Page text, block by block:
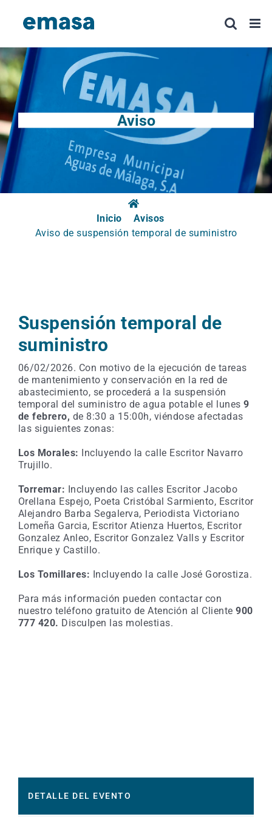
Aviso
Inicio
Avisos
Aviso de suspensión temporal de suministro
Suspensión temporal de
suministro
06/02/2026. Con motivo de la ejecución de tareas
de mantenimiento y conservación en la red de
abastecimiento, se procederá a la suspensión
temporal del suministro de agua potable el lunes9
de febrero, de 8:30 a 15:00h, viéndose afectadas
las siguientes zonas:
Los Morales: Incluyendo la calle Escritor Navarro
Trujillo.
Torremar: Incluyendo las calles Escritor Jacobo
Orellana Espejo, Poeta Cristóbal Sarmiento, Escritor
Alejandro Barba Segalerva, Periodista Victoriano
Lomeña Garcia, Escritor Atienza Huertos, Escritor
Gonzalez Anleo, Escritor Gonzalez Valls y Escritor
Enrique y Castillo.
Los Tomillares: Incluyendo la calle José Gorostiza.
Para más información pueden contactar con
nuestro teléfono gratuito de Atención al Cliente900
777 420. Disculpen las molestias.
DETALLE DEL EVENTO